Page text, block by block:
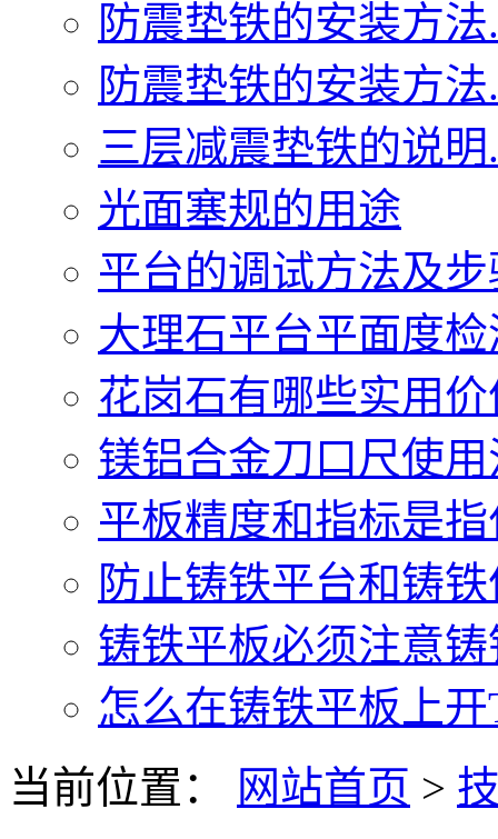
防震垫铁的安装方法
防震垫铁的安装方法
三层减震垫铁的说明
光面塞规的用途
平台的调试方法及步
大理石平台平面度
花岗石有哪些实用价
镁铝合金刀口尺使
平板精度和指标是
防止铸铁平台和铸
铸铁平板必须注意
怎么在铸铁平板上
当前位置：
网站首页 >